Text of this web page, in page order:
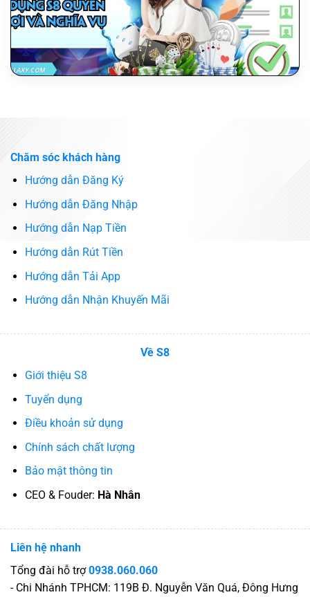
Chăm sóc khách hàng
Hướng dẫn Đăng Ký
Hướng dẫn Đăng Nhập
Hướng dẫn Nạp Tiền
Hướng dẫn Rút Tiền
Hướng dẫn Tải App
Hướng dẫn Nhận Khuyến Mãi
Về S8
Giới thiệu S8
Tuyển dụng
Điều khoản sử dụng
Chính sách chất lượng
Bảo mật thông tin
CEO & Fouder: Hà Nhân
Liên hệ nhanh
Tổng đài hỗ trợ0938.060.060
- Chi Nhánh TPHCM: 119B Đ. Nguyễn Văn Quá, Đông Hưng